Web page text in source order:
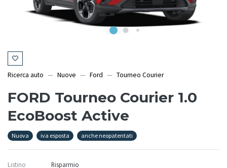
Ricerca auto Nuove Ford Tourneo Courier
FORD Tourneo Courier 1.0
EcoBoost Active
Nuova iva esposta anche neopatentati
Listino Risparmio